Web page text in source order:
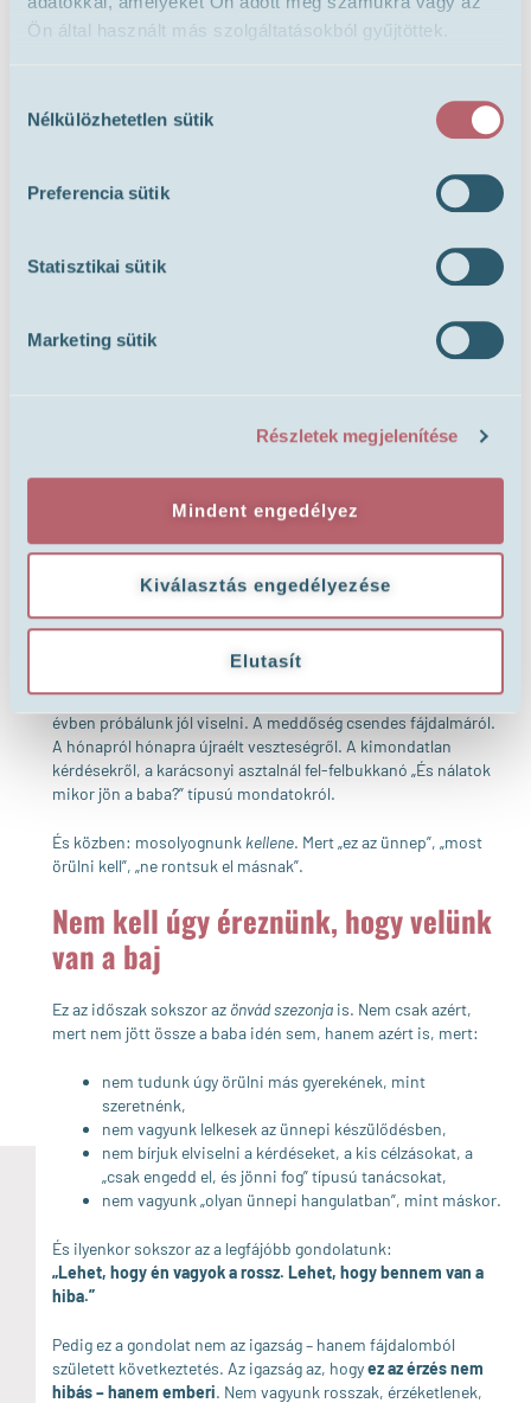
Ön által használt más szolgáltatásokból gyűjtöttek.
kiválasztása
Nélkülözhetetlen sütik
Preferencia sütik
Statisztikai sütik
Marketing sütik
Részletek megjelenítése
Mindent engedélyez
Kiválasztás engedélyezése
Elutasít
nem a csillagszórókról, hanem az összeszorult torkunkról szól?
csak arra, hogyvalahogy túl legyünk rajta?
És mi van akkor, ha emiatt bűntudatunk van? Ha úgy érezzük,
hogy valami baj van velünk, amiért nem tudunk szívből
ünnepelni?
Sokunk számára a karácsony nemcsak az ajándékokról és
mézeskalácsról szól, hanem arról a fájdalomról is, amit egész
évben próbálunk jól viselni. A meddőség csendes fájdalmáról.
A hónapról hónapra újraélt veszteségről. A kimondatlan
kérdésekről, a karácsonyi asztalnál fel-felbukkanó „És nálatok
mikor jön a baba?” típusú mondatokról.
És közben: mosolyognunk kellene. Mert „ez az ünnep”, „most
örülni kell”, „ne rontsuk el másnak”.
Nem kell úgy éreznünk, hogy velünk
van a baj
Ez az időszak sokszor az önvád szezonjais. Nem csak azért,
mert nem jött össze a baba idén sem, hanem azért is, mert:
nem tudunk úgy örülni más gyerekének, mint
szeretnénk,
nem vagyunk lelkesek az ünnepi készülődésben,
nem bírjuk elviselni a kérdéseket, a kis célzásokat, a
„csak engedd el, és jönni fog” típusú tanácsokat,
nem vagyunk „olyan ünnepi hangulatban”, mint máskor.
És ilyenkor sokszor az a legfájóbb gondolatunk:
„Lehet, hogy én vagyok a rossz. Lehet, hogy bennem van a
hiba.”
Pedig ez a gondolat nem az igazság – hanem fájdalomból
született következtetés. Az igazság az, hogyez az érzés nem
hibás – hanem emberi. Nem vagyunk rosszak, érzéketlenek,